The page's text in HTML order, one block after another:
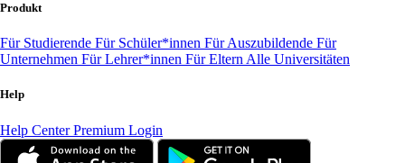
Produkt
Für Studierende Für Schüler*innen Für Auszubildende Für
Unternehmen Für Lehrer*innen Für Eltern Alle Universitäten
Help
Help CenterPremium Login